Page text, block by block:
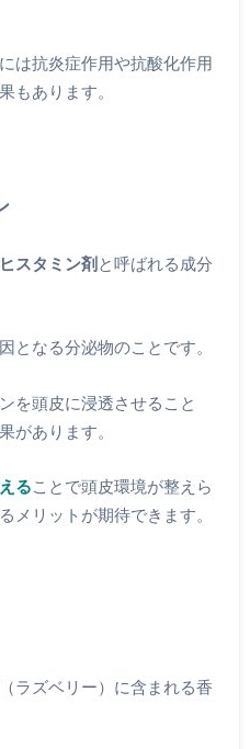
は抗炎症作用や抗酸化作用
もあります。
スタミン剤と呼ばれる成分
となる分泌物のことです。
を頭皮に浸透させること
があります。
ることで頭皮環境が整えら
メリットが期待できます。
ラズベリー）に含まれる香